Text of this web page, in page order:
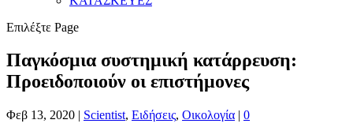
Επιλέξτε Page
Παγκόσμια συστημική κατάρρευση:
Προειδοποιούν οι επιστήμονες
Φεβ 13, 2020 | Scientist, Ειδήσεις, Οικολογία | 0